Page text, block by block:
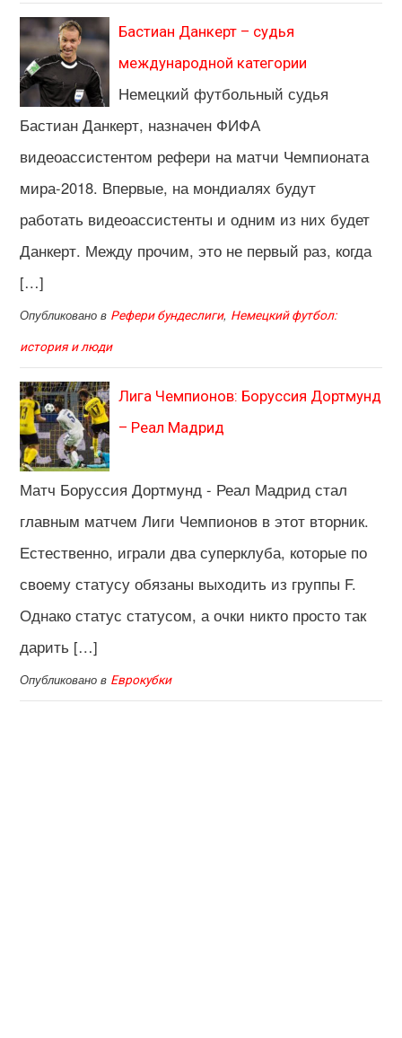
Бастиан Данкерт – судья
международной категории
Немецкий футбольный судья
Бастиан Данкерт, назначен ФИФА
видеоассистентом рефери на матчи Чемпионата
мира-2018. Впервые, на мондиалях будут
работать видеоассистенты и одним из них будет
Данкерт. Между прочим, это не первый раз, когда
[…]
Опубликовано в Рефери бундеслиги, Немецкий футбол:
история и люди
Лига Чемпионов: Боруссия Дортмунд
– Реал Мадрид
Матч Боруссия Дортмунд - Реал Мадрид стал
главным матчем Лиги Чемпионов в этот вторник.
Естественно, играли два суперклуба, которые по
своему статусу обязаны выходить из группы F.
Однако статус статусом, а очки никто просто так
дарить […]
Опубликовано в Еврокубки